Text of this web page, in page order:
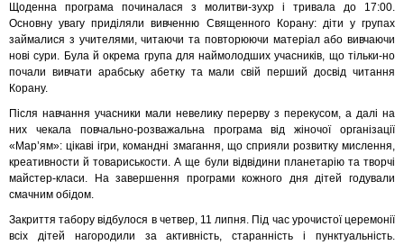
Щоденна програма починалася з молитви-зухр і тривала до 17:00.
Основну увагу приділяли вивченню Священного Корану: діти у групах
займалися з учителями, читаючи та повторюючи матеріал або вивчаючи
нові сури. Була й окрема група для наймолодших учасників, що тільки-но
почали вивчати арабську абетку та мали свій перший досвід читання
Корану.
Після навчання учасники мали невелику перерву з перекусом, а далі на
них чекала повчально-розважальна програма від жіночої організації
«Мар’ям»: цікаві ігри, командні змагання, що сприяли розвитку мислення,
креативности й товариськости. А ще були відвідини планетарію та творчі
майстер-класи. На завершення програми кожного дня дітей годували
смачним обідом.
Закриття табору відбулося в четвер, 11 липня. Під час урочистої церемонії
всіх дітей нагородили за активність, старанність і пунктуальність.